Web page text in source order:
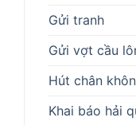
Gửi tranh
Gửi vợt cầu
Hút chân
Khai báo hải